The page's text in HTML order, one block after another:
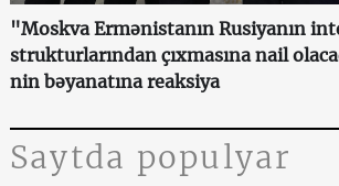
"Moskva Ermənistanın Rusiyanın
strukturlarından çıxmasına nail
nin bəyanatına reaksiya
Saytda populyar